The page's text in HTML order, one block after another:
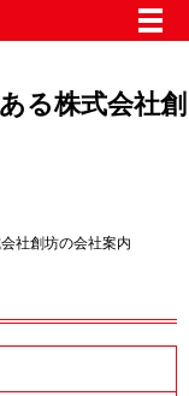
メ
る株式会社創
社創坊の会社案内